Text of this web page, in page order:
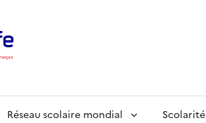
Réseau scolaire mondial Scolarité